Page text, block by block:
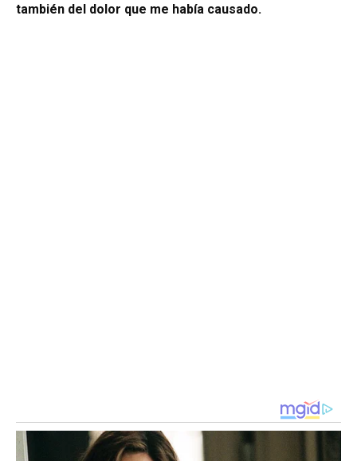
también del dolor que me había causado.